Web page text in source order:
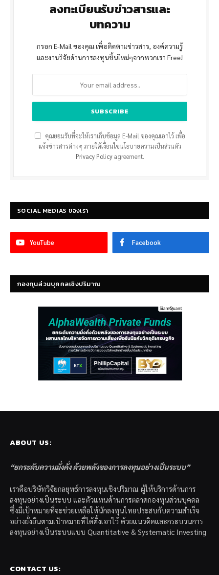
ลงทะเบียนรับข่าวสารและ
บทความ
กรอก E-Mail ของคุณ เพื่อติดตามข่าวสาร, องค์ความรู้
และงานวิจัยด้านการลงทุนชิ้นใหม่ๆจากพวกเรา Free!
คุณยอมรับที่จะให้เราเก็บข้อมูล E-Mail ของคุณเอาไว้ เพื่อ
แจ้งข่าวสารต่างๆ ภายใต้เงื่อนไขนโยบายความเป็นส่วนตัว
Privacy Policyagreement.
SOCIAL MEDIAS ของเรา
YouTube Facebook
กองทุนส่วนบุคคลเชิงปริมาณ
ABOUT US:
“ยกระดับความมั่งคั่ง ด้วยพลังของการลงทุนอย่างเป็นระบบ”
เราคือบริษัทวิจัยกลยุทธ์การลงทุนเชิงปริมาณ ผู้ให้บริการด้านการ
ลงทุนอย่างเป็นระบบ และตัวแทนด้านการตลาดกองทุนส่วนบุคคล
ซึ่งมีเป้าหมายที่จะช่วยเหลือให้นักลงทุนไทยประสบกับความสำเร็จ
อย่างยั่งยืนตามเป้าหมายที่ได้ตั้งเอาไว้ ด้วยแนวคิดและกระบวนการ
ลงทุนอย่างเป็นระบบแบบ Quantitative & Systematic Investing
CONTACT US: